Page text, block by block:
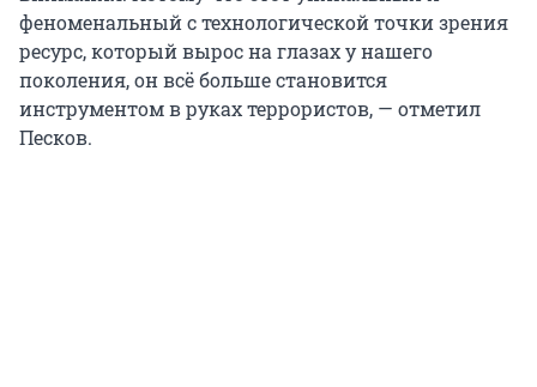
феноменальный с технологической точки зрения
ресурс, который вырос на глазах у нашего
поколения, он всё больше становится
инструментом в руках террористов, — отметил
Песков.